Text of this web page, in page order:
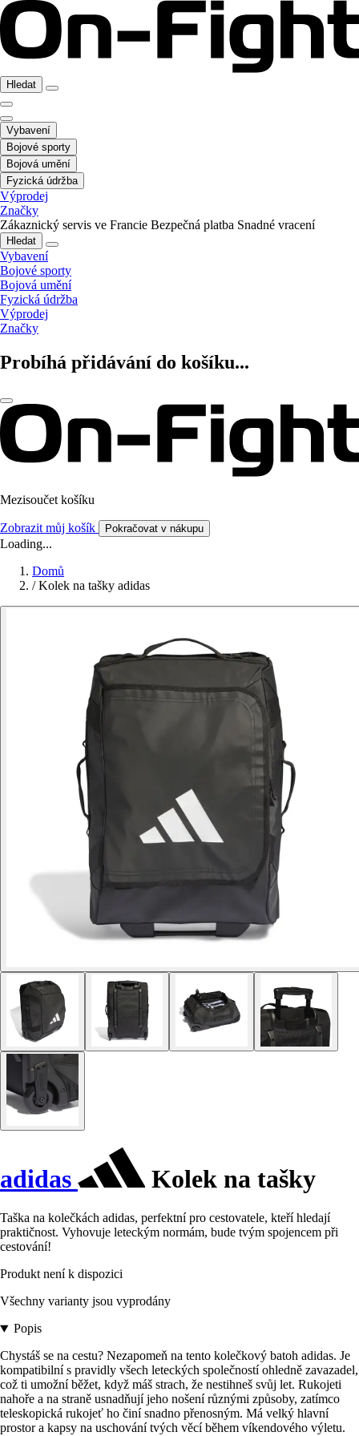
Hledat
Vybavení
Bojové sporty
Bojová umění
Fyzická údržba
Výprodej
Značky
Zákaznický servis ve Francie Bezpečná platba Snadné vracení
Hledat
Vybavení
Bojové sporty
Bojová umění
Fyzická údržba
Výprodej
Značky
Probíhá přidávání do košíku...
Mezisoučet košíku
Zobrazit můj košík Pokračovat v nákupu
Loading...
Domů
/ Kolek na tašky adidas
adidas Kolek na tašky
Taška na kolečkách adidas, perfektní pro cestovatele, kteří hledají
praktičnost. Vyhovuje leteckým normám, bude tvým spojencem při
cestování!
Produkt není k dispozici
Všechny varianty jsou vyprodány
Popis
Chystáš se na cestu? Nezapomeň na tento kolečkový batoh adidas. Je
kompatibilní s pravidly všech leteckých společností ohledně zavazadel,
což ti umožní běžet, když máš strach, že nestihneš svůj let. Rukojeti
nahoře a na straně usnadňují jeho nošení různými způsoby, zatímco
teleskopická rukojeť ho činí snadno přenosným. Má velký hlavní
prostor a kapsy na uschování tvých věcí během víkendového výletu.